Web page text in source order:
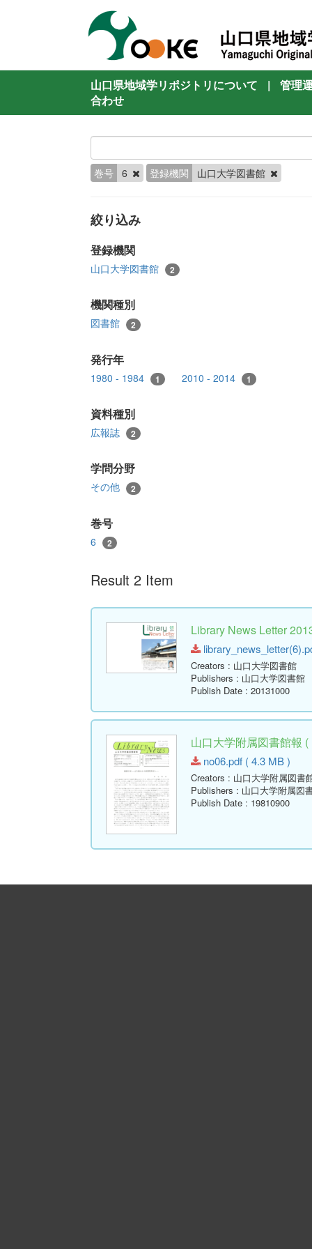
山口県地域学リポジトリについて |
管理
合わせ
巻号 6 登録機関 山口大学図書館
絞り込み
登録機関
山口大学図書館 2
機関種別
図書館 2
発行年
1980 - 1984 1 2010 - 2014 1
資料種別
広報誌 2
学問分野
その他 2
巻号
6 2
Result 2 Item
Library News Letter
Creators : 山口大学図書館
Publishers : 山口大学図書館
Publish Date : 20131000
山口大学附属図書館報
no06.pdf ( 4.3 MB )
Creators : 山口大学附属図書
Publishers : 山口大学附属図
Publish Date : 19810900